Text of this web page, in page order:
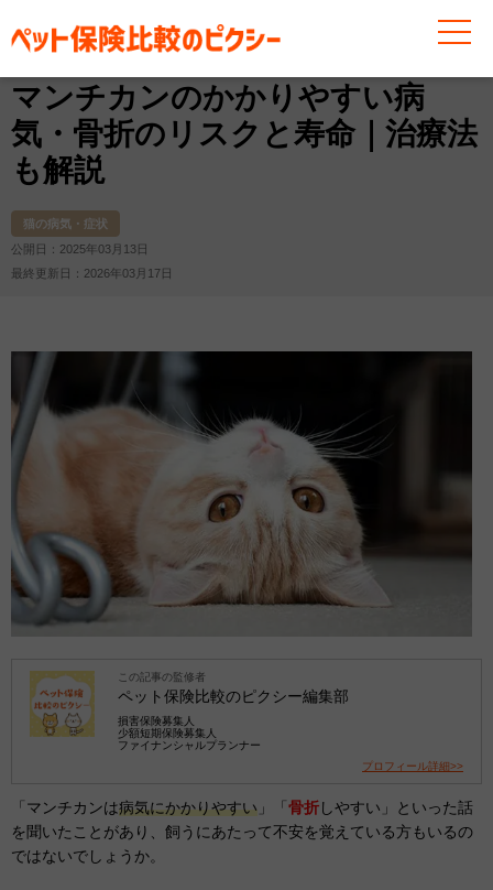
お役立ち情報 猫 猫の病気・症状 マンチカンのか
マンチカンのかかりやすい病
気・骨折のリスクと寿命｜治療法
も解説
猫の病気・症状
公開日：2025年03月13日
最終更新日：2026年03月17日
この記事の監修者
ペット保険比較のピクシー編集部
損害保険募集人
少額短期保険募集人
ファイナンシャルプランナー
プロフィール詳細>>
「マンチカンは病気にかかりやすい 」「 骨折しやすい」といった話
を聞いたことがあり、飼うにあたって不安を覚えている方もいるの
ではないでしょうか。